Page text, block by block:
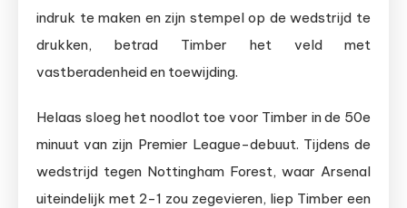
indruk te maken en zijn stempel op de wedstrijd te
drukken, betrad Timber het veld met
vastberadenheid en toewijding.
Helaas sloeg het noodlot toe voor Timber in de 50e
minuut van zijn Premier League-debuut. Tijdens de
wedstrijd tegen Nottingham Forest, waar Arsenal
uiteindelijk met 2-1 zou zegevieren, liep Timber een